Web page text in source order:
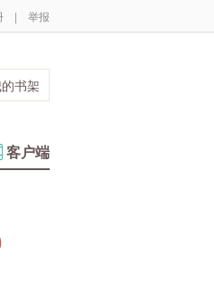
| 举报
书架
客户端